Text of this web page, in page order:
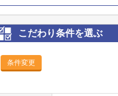
こだわり条件を選ぶ
条件変更